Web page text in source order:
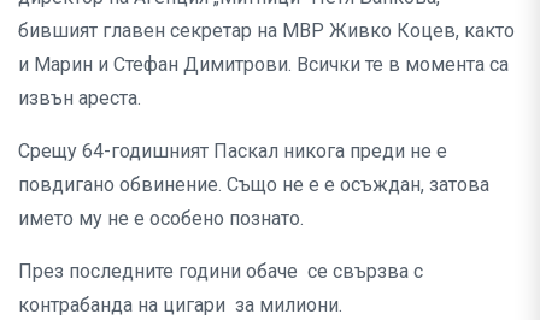
бившият главен секретар на МВР Живко Коцев, както
и Марин и Стефан Димитрови. Всички те в момента са
извън ареста.
Срещу 64-годишният Паскал никога преди не е
повдигано обвинение. Също не е е осъждан, затова
името му не е особено познато.
През последните години обаче се свързва с
контрабанда на цигари за милиони.